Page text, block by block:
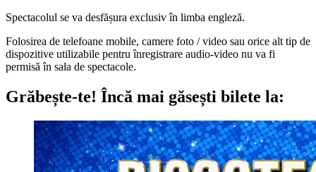
Spectacolul se va desfășura exclusiv în limba engleză.
Folosirea de telefoane mobile, camere foto / video sau orice alt tip de
dispozitive utilizabile pentru înregistrare audio-video nu va fi
permisă în sala de spectacole.
Grăbește-te! Încă mai găsești bilete la: